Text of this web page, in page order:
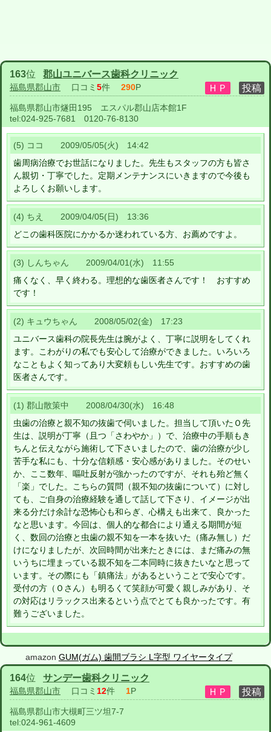
163位 郡山ユニバース歯科クリニック
福島県郡山市 口コミ 5件 290P
福島県郡山市燧田195 エスパル郡山店本館1F
tel:024-925-7681 0120-76-8130
(5) ココ 2009/05/05(火) 14:42
歯周病治療でお世話になりました。先生もスタッフの方も皆さ
ん親切・丁寧でした。定期メンテナンスにいきますので今後も
よろしくお願いします。
(4) ちえ 2009/04/05(日) 13:36
どこの歯科医院にかかるか迷われている方、お薦めですよ。
(3) しんちゃん 2009/04/01(水) 11:55
痛くなく、早く終わる。理想的な歯医者さんです！ おすすめ
です！
(2) キュウちゃん 2008/05/02(金) 17:23
ユニバース歯科の院長先生は腕がよく、丁寧に説明をしてくれ
ます。こわがりの私でも安心して治療ができました。いろいろ
なこともよく知ってあり大変頼もしい先生です。おすすめの歯
医者さんです。
(1) 郡山散策中 2008/04/30(水) 16:48
虫歯の治療と親不知の抜歯で伺いました。担当して頂いたＯ先
生は、説明が丁寧（且つ「さわやか」）で、治療中の手順もき
ちんと伝えながら施術して下さいましたので、歯の治療が少し
苦手な私にも、十分な信頼感・安心感がありました。そのせい
か、ここ数年、嘔吐反射が強かったのですが、それも殆ど無く
「楽」でした。こちらの質問（親不知の抜歯について）に対し
ても、ご自身の治療経験を通して話して下さり、イメージが出
来る分だけ余計な恐怖心も和らぎ、心構えも出来て、良かった
なと思います。今回は、個人的な都合により通える期間が短
く、数回の治療と虫歯の親不知を一本を抜いた（痛み無し）だ
けになりましたが、次回時間が出来たときには、まだ痛みの無
いうちに埋まっている親不知を二本同時に抜きたいなと思って
います。その際にも「鎮痛法」があるということで安心です。
受付の方（Ｏさん）も明るくて笑顔が可愛く親しみがあり、そ
の対応はリラックス出来るという点でとても良かったです。有
難うございました。
amazon GUM(ガム) 歯間ブラシ L字型 ワイヤータイプ
164位 サンデー歯科クリニック
福島県郡山市 口コミ 12件 1P
福島県郡山市大槻町三ツ坦7-7
tel:024-961-4609